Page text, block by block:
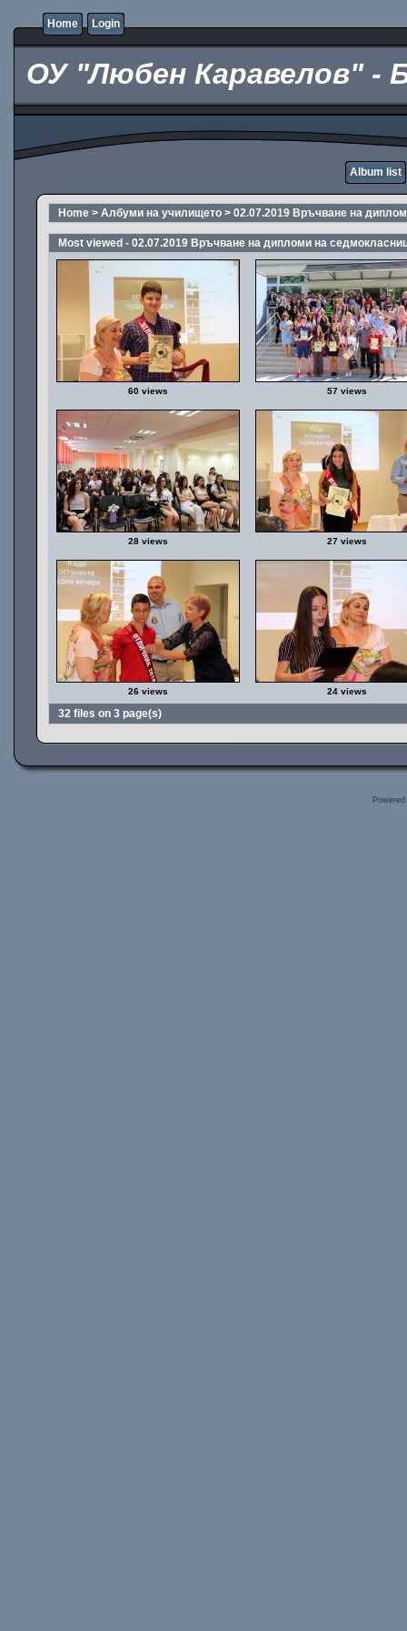
Home Login
ОУ "Любен Каравелов" -
Album list
Home > Албуми на училището > 02.07.2019 Връчване на
Most viewed - 02.07.2019 Връчване на дипломи на
60 views 57 views
28 views 27 views
26 views 24 views
32 files on 3 page(s)